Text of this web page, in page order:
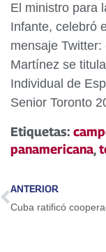
El ministro para
Infante, celebró
mensaje
Martínez se
Individual de
Senior Toronto
Etiquetas:
panamericana,
ANTERIOR